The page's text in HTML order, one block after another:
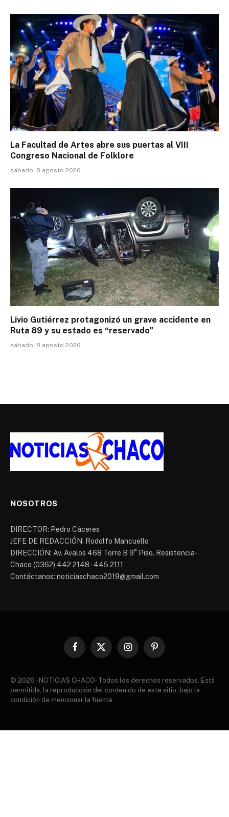
La Facultad de Artes abre sus puertas al VIII
Congreso Nacional de Folklore
sábado, 8 agosto 2026
Livio Gutiérrez protagonizó un grave accidente en
Ruta 89 y su estado es “reservado”
sábado, 8 agosto 2026
NOSOTROS
DIRECTOR: Pedro Cáceres
JEFE DE REDACCIÓN: Rodolfo Mancuello
DIRECCIÓN: Av. Avalos 468 Torre B 9° Piso. Resistencia-
Chaco (0362) 442 2148 - 445 2111
Contáctanos: noticiaschaco2019@gmail.com
Facebook
X
InstagramPinterest
© 2026 - NOTICIAS CHACO- Todos los derechos reservados. Está
permitida, la reproducción del contenido de este sitio, bajo la
condición de mencionar la fuente.